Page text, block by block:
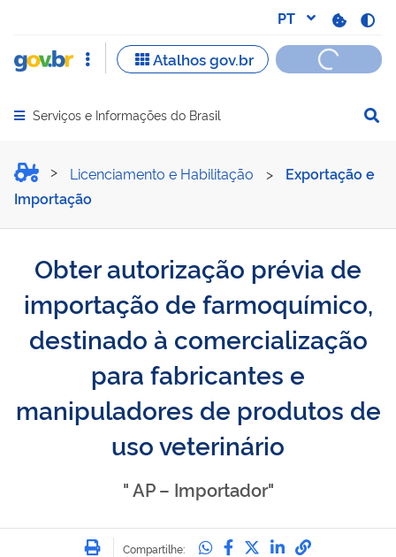
Abrir menu principal de navegação
Serviços e Informações do Brasil
Obter autorização prévia
Licenciamento e Habilitação >
Exportação e
Importação
Obter autorização prévia de
importação de farmoquímico,
destinado à comercialização
para fabricantes e
manipuladores de produtos de
uso veterinário
" AP – Importador"
Imprimir
Compartilhe: Compartilhe no
Compartilhe no
Compartilhe no
Compartilhe